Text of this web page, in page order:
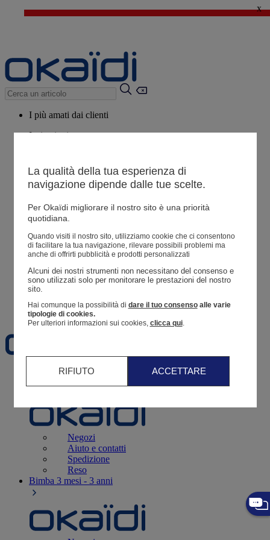
🔥SALDI : Ancora più prodotti fino al -60%*>
x
I più amati dai clienti
Ispirazioni
Potrebbero piacerti anche
Tutti i prodotti
Resoconto di un ordine
Preferiti
3 - 12 mesi
Negozi
Aiuto e contatti
Spedizione
Reso
Bimba 3 mesi - 3 anni
La qualità della tua esperienza di
navigazione dipende dalle tue scelte.
Per Okaïdi migliorare il nostro sito è una priorità
quotidiana.
Quando visiti il ​​nostro sito, utilizziamo cookie che ci consentono
di facilitare la tua navigazione, rilevare possibili problemi ma
anche di offrirti pubblicità e prodotti personalizzati
Alcuni dei nostri strumenti non necessitano del consenso e
sono utilizzati solo per monitorare le prestazioni del nostro
sito.
Hai comunque la possibilità di dare il tuo consensoalle varie
tipologie di cookies.
Per ulteriori informazioni sui cookies, clicca qui.
RIFIUTO ACCETTARE